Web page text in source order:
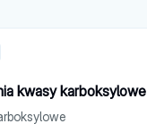
kwasy karboksylowe